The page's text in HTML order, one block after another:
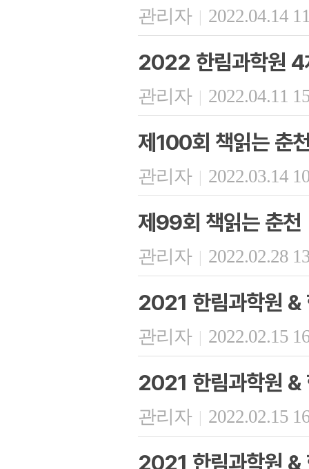
관리자 | 2022.04.14
2022 한림과학원 4
관리자 | 2022.04.11
제100회 책읽는 춘
관리자 | 2022.03.14
제99회 책읽는 춘천
관리자 | 2022.02.28
2021 한림과학원 &
관리자 | 2022.02.15
2021 한림과학원 &
관리자 | 2022.02.15
2021 한림과학원 &